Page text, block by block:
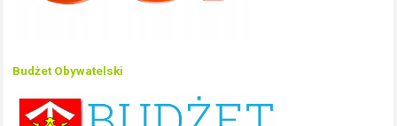
Budżet Obywatelski